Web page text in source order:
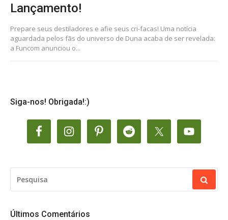
Lançamento!
Prepare seus destiladores e afie seus cri-facas! Uma notícia
aguardada pelos fãs do universo de Duna acaba de ser revelada:
a Funcom anunciou o...
Siga-nos! Obrigada!:)
POR:
Últimos Comentários